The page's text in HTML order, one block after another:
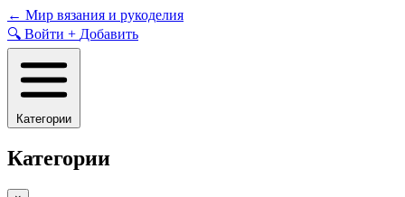
Skip
to
content
← Мир вязания и рукоделия
🔍 Войти + Добавить
Категории
Категории